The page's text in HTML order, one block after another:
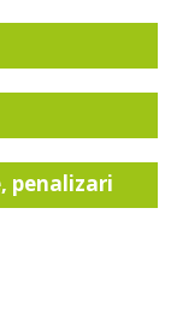
penalizari